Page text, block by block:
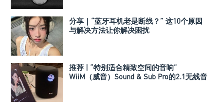
分享｜“蓝牙耳机老是断线？” 这10个原因
与解决方法让你解决困扰
推荐 | “特别适合精致空间的音响”
WiiM（威音）Sound & Sub Pro的2.1无线音